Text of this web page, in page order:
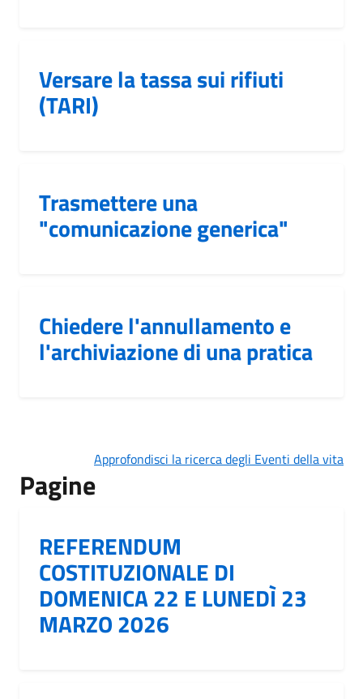
Versare la tassa sui rifiuti
(TARI)
Trasmettere una
"comunicazione generica"
Chiedere l'annullamento e
l'archiviazione di una pratica
Approfondisci la ricerca degli Eventi della vita
Pagine
REFERENDUM
COSTITUZIONALE DI
DOMENICA 22 E LUNEDÌ 23
MARZO 2026